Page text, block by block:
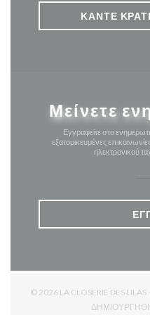
ΚΆΝΤΕ
Μείνετε
Εγγραφείτε στο
εξατομικευμένες
ηλεκτρονικού
© 2026 LA CLOSERIE DES